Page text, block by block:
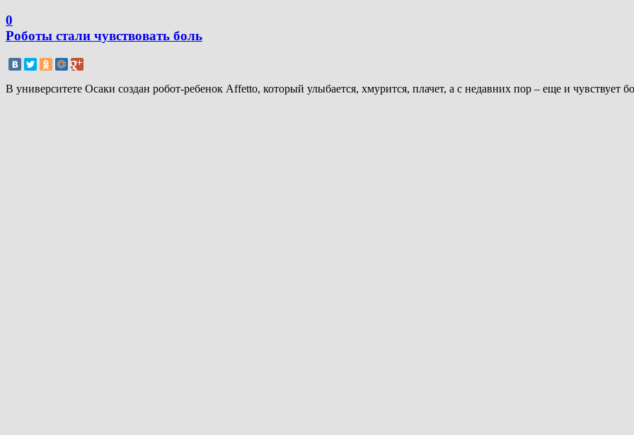
0
Роботы стали чувствовать боль
В университете Осаки создан робот-ребенок Affetto, который улыбается, хмурится, плачет, а с недавних пор – еще и чувствует